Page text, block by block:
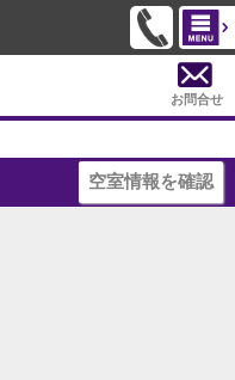
お問合せ
空室情報を確認